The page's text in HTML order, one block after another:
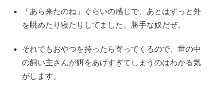
「あら来たのね」ぐらいの感じで、あとはずっと外
を眺めたり寝たりしてました。勝手な奴だぜ。
それでもおやつを持ったら寄ってくるので、世の中
の飼い主さんが餌をあげすぎてしまうのはわかる気
がします。